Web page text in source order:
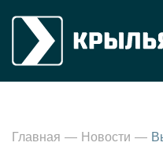
Главная Новости